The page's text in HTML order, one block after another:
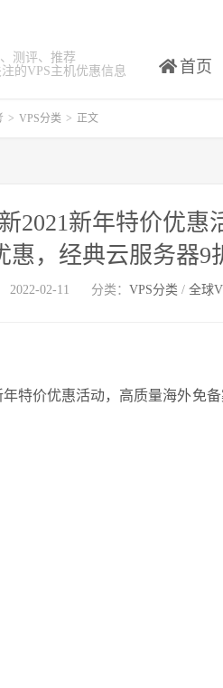
测评、推荐
的VPS主机优惠信息
首页
> VPS分类 > 正文
2021新年特价优
惠，经典云服务器9
2022-02-11 分类： VPS分类 / 全球